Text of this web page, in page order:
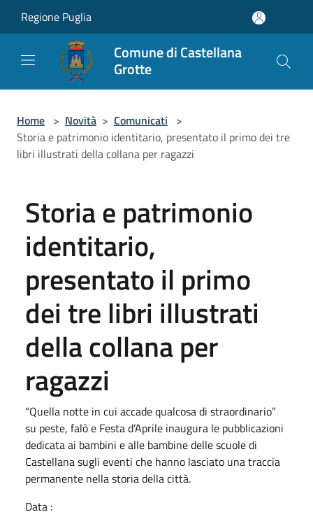
Regione Puglia
Comune di Castellana
Grotte
Home > Novità > Comunicati >
Storia e patrimonio identitario, presentato il primo dei tre
libri illustrati della collana per ragazzi
Storia e patrimonio
identitario,
presentato il primo
dei tre libri illustrati
della collana per
ragazzi
“Quella notte in cui accade qualcosa di straordinario”
su peste, falò e Festa d’Aprile inaugura le pubblicazioni
dedicata ai bambini e alle bambine delle scuole di
Castellana sugli eventi che hanno lasciato una traccia
permanente nella storia della città.
Data :